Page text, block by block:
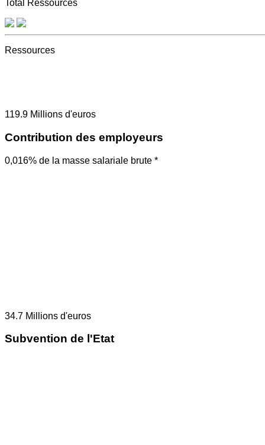
Total Ressources
Ressources
119.9 Millions d'euros
Contribution des employeurs
0,016% de la masse salariale brute *
34.7 Millions d'euros
Subvention de l'Etat